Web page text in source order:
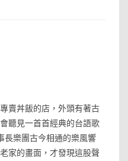
賣丼飯的店，外頭有著古
聽見一首首經典的台語歌
長樂團古今相通的樂風響
家的畫面，才發現這股聲